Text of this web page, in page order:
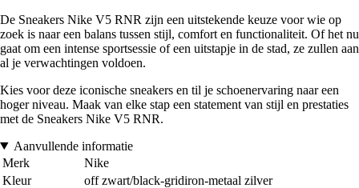
De Sneakers Nike V5 RNR zijn een uitstekende keuze voor wie op
zoek is naar een balans tussen stijl, comfort en functionaliteit. Of het nu
gaat om een intense sportsessie of een uitstapje in de stad, ze zullen aan
al je verwachtingen voldoen.
Kies voor deze iconische sneakers en til je schoenervaring naar een
hoger niveau. Maak van elke stap een statement van stijl en prestaties
met de Sneakers Nike V5 RNR.
Aanvullende informatie
Merk
Nike
Kleur
off zwart/black-gridiron-metaal zilver